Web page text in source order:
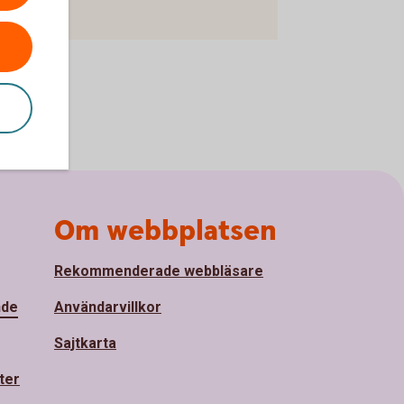
Om webbplatsen
Rekommenderade webbläsare
Användarvillkor
Sajtkarta